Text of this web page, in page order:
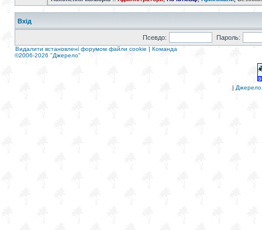
Вхід
Псевдо: Пароль:
Видалити встановлені форумом файли cookie | Команда
©2006-2026 "Джерело"
| Джерело